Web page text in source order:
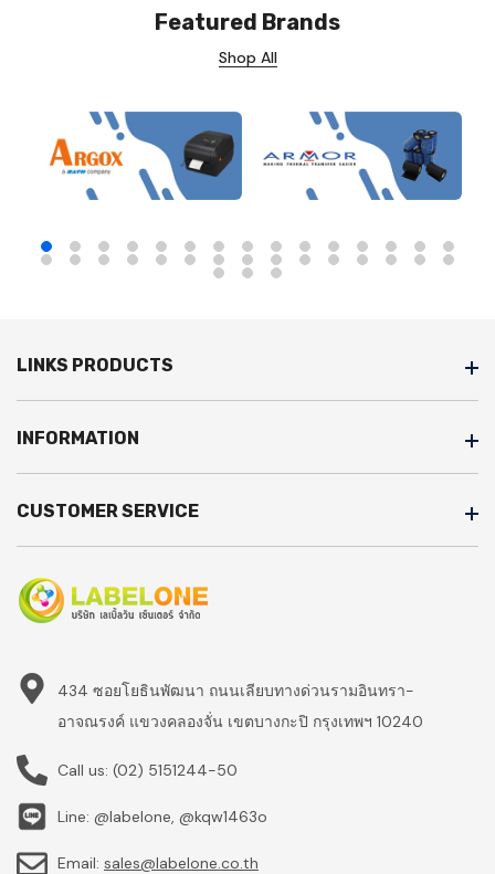
Featured Brands
Shop All
LINKS PRODUCTS
INFORMATION
CUSTOMER SERVICE
434 ซอยโยธินพัฒนา ถนนเลียบทางด่วนรามอินทรา-
อาจณรงค์ แขวงคลองจั่น เขตบางกะปิ กรุงเทพฯ 10240
Call us: (02) 5151244-50
Line: @labelone, @kqw1463o
Email: sales@labelone.co.th